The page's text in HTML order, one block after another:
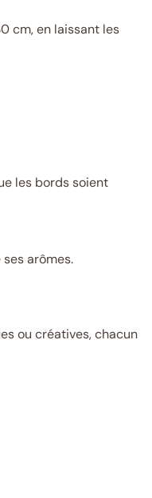
cm, en laissant les
les bords soient
arômes.
ou créatives, chacun